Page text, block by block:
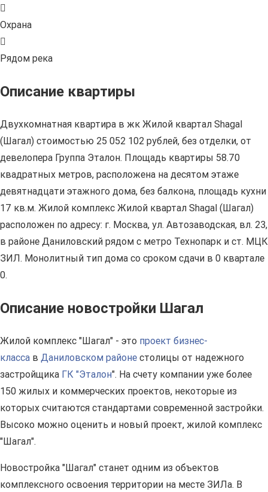
Охрана
Рядом река
Описание квартиры
Двухкомнатная квартира в жк Жилой квартал Shagal
(Шагал) стоимостью 25 052 102 рублей, без отделки, от
девелопера Группа Эталон. Площадь квартиры 58.70
квадратных метров, расположена на десятом этаже
девятнадцати этажного дома, без балкона, площадь кухни
17 кв.м. Жилой комплекс Жилой квартал Shagal (Шагал)
расположен по адресу: г. Москва, ул. Автозаводская, вл. 23,
в районе Даниловский рядом с метро Технопарк и ст. МЦК
ЗИЛ. Монолитный тип дома со сроком сдачи в 0 квартале
0.
Описание новостройки Шагал
Жилой комплекс "Шагал" - это проект бизнес-
класса в Даниловском районе столицы от надежного
застройщика ГК "Эталон". На счету компании уже более
150 жилых и коммерческих проектов, некоторые из
которых считаются стандартами современной застройки.
Высоко можно оценить и новый проект, жилой комплекс
"Шагал".
Новостройка "Шагал" станет одним из объектов
комплексного освоения территории на месте ЗИЛа. В